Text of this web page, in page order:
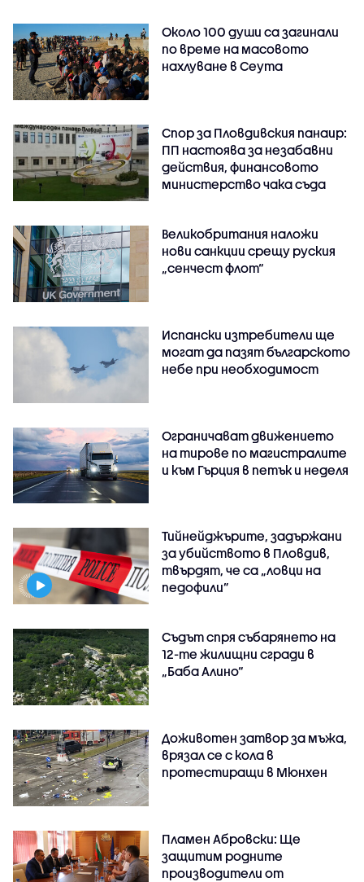
Около 100 души са загинали
по време на масовото
нахлуване в Сеута
Спор за Пловдивския панаир:
ПП настоява за незабавни
действия, финансовото
министерство чака съда
Великобритания наложи
нови санкции срещу руския
„сенчест флот“
Испански изтребители ще
могат да пазят българското
небе при необходимост
Ограничават движението
на тирове по магистралите
и към Гърция в петък и неделя
Тийнейджърите, задържани
за убийството в Пловдив,
твърдят, че са „ловци на
педофили”
Съдът спря събарянето на
12-те жилищни сгради в
„Баба Алино“
Доживотен затвор за мъжа,
врязал се с кола в
протестиращи в Мюнхен
Пламен Абровски: Ще
защитим родните
производители от